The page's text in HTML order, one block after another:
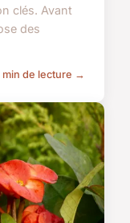
clés. Avant
des
min de lecture →